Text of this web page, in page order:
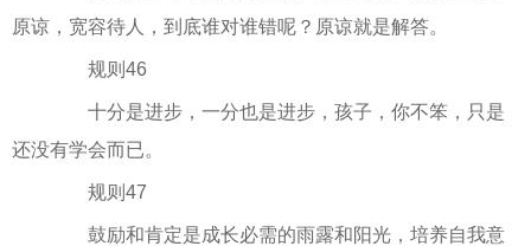
原谅，宽容待人，到底谁对谁错呢？原谅就是解答。
规则46
十分是进步，一分也是进步，孩子，你不笨，只是
还没有学会而已。
规则47
鼓励和肯定是成长必需的雨露和阳光，培养自我意